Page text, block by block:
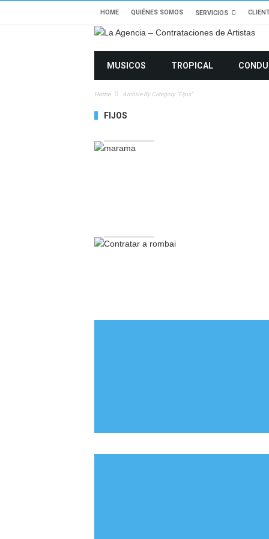
HOME QUIÉNES SOMOS SERVICIOS
MUSICOS TROPICAL
Home Archive By Category "fijos"
FIJOS